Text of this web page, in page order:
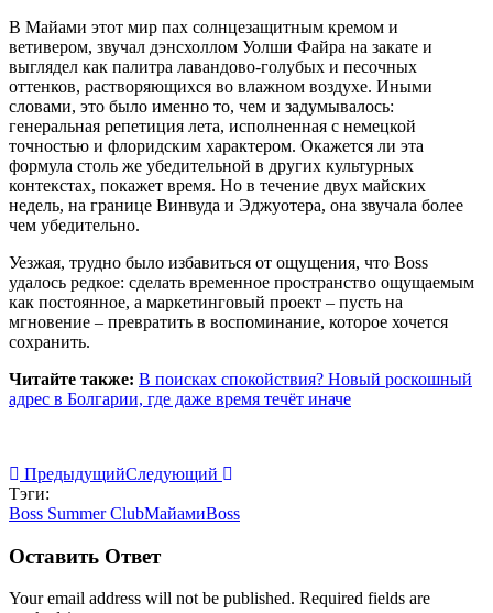
В Майами этот мир пах солнцезащитным кремом и
ветивером, звучал дэнсхоллом Уолши Файра на закате и
выглядел как палитра лавандово-голубых и песочных
оттенков, растворяющихся во влажном воздухе. Иными
словами, это было именно то, чем и задумывалось:
генеральная репетиция лета, исполненная с немецкой
точностью и флоридским характером. Окажется ли эта
формула столь же убедительной в других культурных
контекстах, покажет время. Но в течение двух майских
недель, на границе Винвуда и Эджуотера, она звучала более
чем убедительно.
Уезжая, трудно было избавиться от ощущения, что Boss
удалось редкое: сделать временное пространство ощущаемым
как постоянное, а маркетинговый проект – пусть на
мгновение – превратить в воспоминание, которое хочется
сохранить.
Читайте также: В поисках спокойствия? Новый роскошный
адрес в Болгарии, где даже время течёт иначе
ПредыдущийСледующий
Тэги:
Boss Summer ClubМайамиBoss
Оставить Ответ
Your email address will not be published. Required fields are